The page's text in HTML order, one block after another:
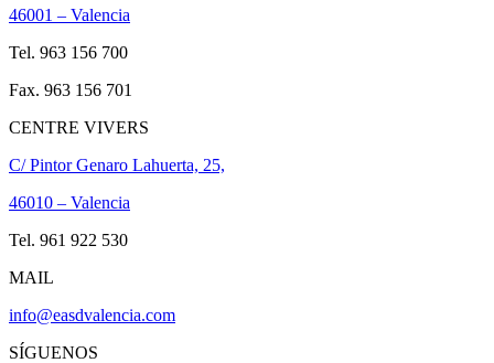
46001 – Valencia
Tel. 963 156 700
Fax. 963 156 701
CENTRE VIVERS
C/ Pintor Genaro Lahuerta, 25,
46010 – Valencia
Tel. 961 922 530
MAIL
info@easdvalencia.com
SÍGUENOS